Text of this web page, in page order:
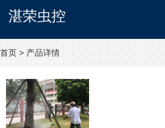
湛荣虫控
首页 > 产品详情